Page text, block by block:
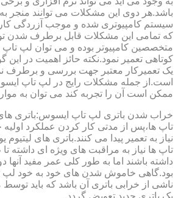
باشد.هر دوی این مشکلات می توانند منجر
سیستم کامپیوتری شده و موجب آزردگی
که تمامی این مشکلات قابل برطرف شدن
متخصصین کامپیوتر بوده و می توان لپ
کوتاهی تعمیر نمود.نکته حائز اهمیت در این
یک تعمیرکار معتبر جهت بررسی و برطرف
است.از جمله مشکلات رایج در لپ تاپ
ممکن است آن را تجربه کند می توان به
خراب شدن باتری لپ تاپ ایسوس:باتری
تاپ ها،پس از مدتی کار کردن عملکرد اولیه
نیاز به تعمیر پیدا می کنند.باتری های
تاپ ها نیاز به مراقبت های ویژه ای داشته
داشته باشند اما به طور کلی عمر مفید آنها
بود.گاهی خاموش شدن های خود به خود لپ
ناشی از خرابی باتری آن باشد که باید
یک باتری جدید تعویض گردد.